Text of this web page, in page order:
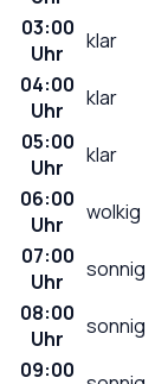
03:00
Uhr
klar
04:00
Uhr
klar
05:00
Uhr
klar
06:00
Uhr
wolkig
07:00
Uhr
sonnig
08:00
Uhr
sonnig
09:00